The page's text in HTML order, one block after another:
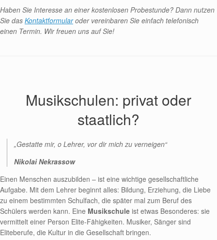
Haben Sie Interesse an einer kostenlosen Probestunde? Dann nutzen
Sie das Kontaktformularoder vereinbaren Sie einfach telefonisch
einen Termin. Wir freuen uns auf Sie!
Musikschulen: privat oder
staatlich?
„Gestatte mir, o Lehrer, vor dir mich zu verneigen“
Nikolai Nekrassow
Einen Menschen auszubilden – ist eine wichtige gesellschaftliche
Aufgabe. Mit dem Lehrer beginnt alles: Bildung, Erziehung, die Liebe
zu einem bestimmten Schulfach, die später mal zum Beruf des
Schülers werden kann. Eine Musikschule ist etwas Besonderes: sie
vermittelt einer Person Elite-Fähigkeiten. Musiker, Sänger sind
Eliteberufe, die Kultur in die Gesellschaft bringen.